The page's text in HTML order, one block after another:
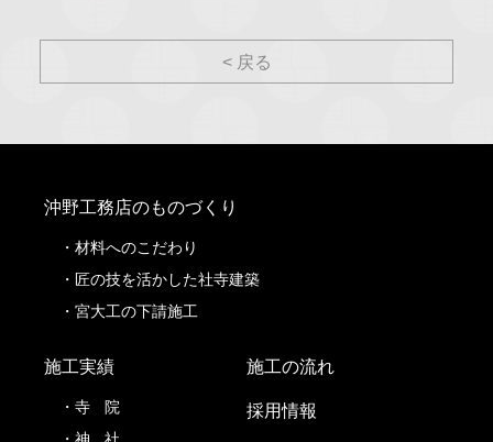
< 戻る
沖野工務店のものづくり
材料へのこだわり
匠の技を活かした社寺建築
宮大工の下請施工
施工実績
寺
院
施工の流れ
採用情報